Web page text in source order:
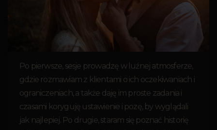
Po pierwsze, sesje prowadzę w luźnej atmosferze,
gdzie rozmawiam z klientami o ich oczekiwaniach i
ograniczeniach, a także daję im proste zadania i
czasami koryguję ustawienie i pozę, by wyglądali
jak najlepiej. Po drugie, staram się poznać historię